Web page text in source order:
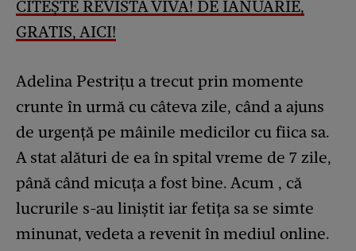
CITEȘTE REVISTA VIVA! DE IANUARIE,
GRATIS, AICI!
Adelina Pestrițu a trecut prin momente
crunte în urmă cu câteva zile, când a ajuns
de urgență pe mâinile medicilor cu fiica sa.
A stat alături de ea în spital vreme de 7 zile,
până când micuța a fost bine. Acum , că
lucrurile s-au liniștit iar fetița sa se simte
minunat, vedeta a revenit în mediul online.